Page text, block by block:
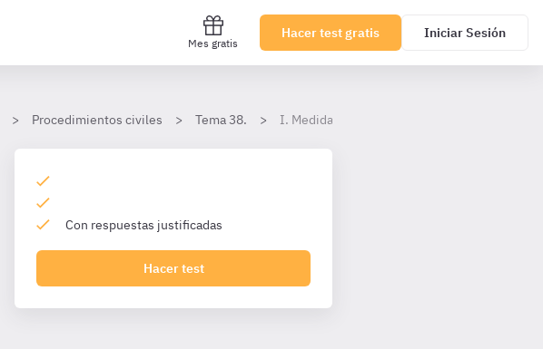
Mes gratis
Hacer test gratis Iniciar Sesión
Procedimientos civiles Tema 38. I. Medidas cautelares: disposiciones
Con respuestas justificadas
Hacer test